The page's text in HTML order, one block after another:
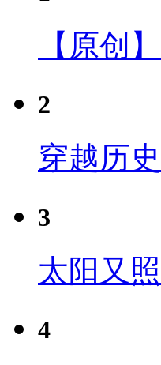
【原创
2
穿越历
3
太阳又
4